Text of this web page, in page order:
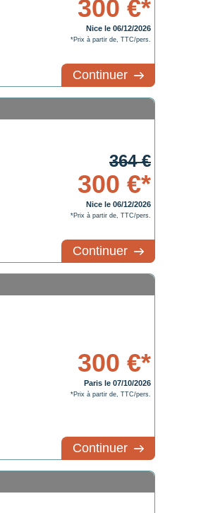
300 €*
Nice le 06/12/2026
*Prix à partir de, TTC/pers.
Continuer
364 €
300 €*
Nice le 06/12/2026
*Prix à partir de, TTC/pers.
Continuer
300 €*
Paris le 07/10/2026
*Prix à partir de, TTC/pers.
Continuer